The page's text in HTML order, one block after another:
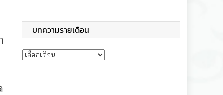
บทความรายเดือน
บทความรายเดือน